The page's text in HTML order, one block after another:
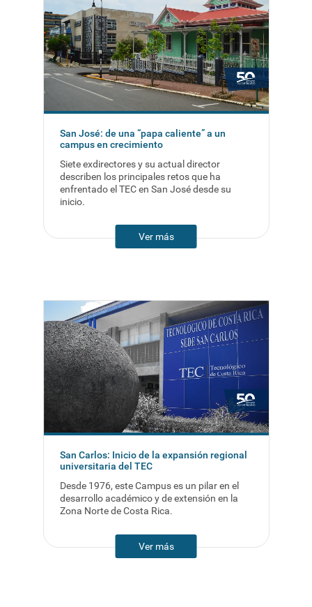
San José: de una “papa caliente” a un
campus en crecimiento
Siete exdirectores y su actual director
describen los principales retos que ha
enfrentado el TEC en San José desde su
inicio.
Ver más
San Carlos: Inicio de la expansión regional
universitaria del TEC
Desde 1976, este Campus es un pilar en el
desarrollo académico y de extensión en la
Zona Norte de Costa Rica.
Ver más